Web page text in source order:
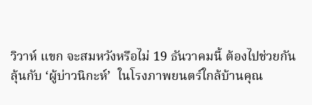
วิวาห์ แขก จะสมหวังหรือไม่ 19 ธันวาคมนี้ ต้องไปช่วยกัน
ลุ้นกับ ‘ผู้บ่าวนิกะห์’ ในโรงภาพยนตร์ใกล้บ้านคุณ